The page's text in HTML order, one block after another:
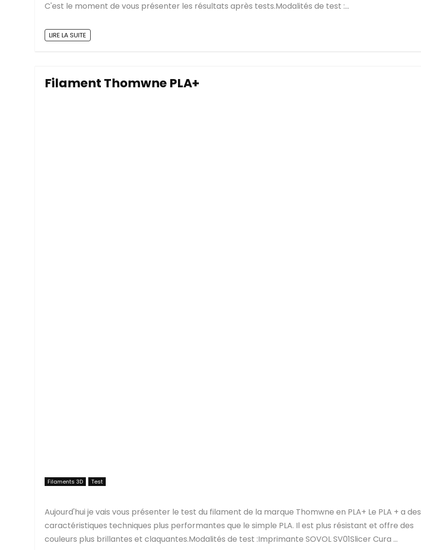
C'est le moment de vous présenter les résultats après tests.Modalités de test :...
LIRE LA SUITE
Filament Thomwne PLA+
Filaments 3D Test
Aujourd'hui je vais vous présenter le test du filament de la marque Thomwne en PLA+ Le PLA + a des
caractéristiques techniques plus performantes que le simple PLA. Il est plus résistant et offre des
couleurs plus brillantes et claquantes.Modalités de test :Imprimante SOVOL SV01Slicer Cura ...